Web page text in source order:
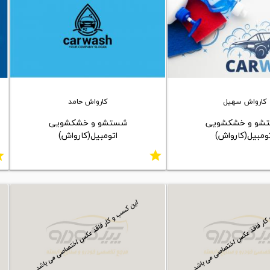
کارواش سهیل
و خشکشویی
کارواش حامد
شستشو و خشکشویی
اتومبیل(کارواش)
star